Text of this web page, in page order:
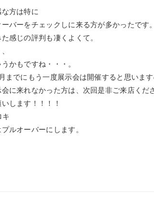
方は特に
バーをチェックしに来る方が多かったです。
感じの評判も凄くよくて。
かもですね・・・。
までにもう一度展示会は開催すると思いま
に来れなかった方は、次回是非ご来店くだ
します！！！！
キ
ルオーバーにします。